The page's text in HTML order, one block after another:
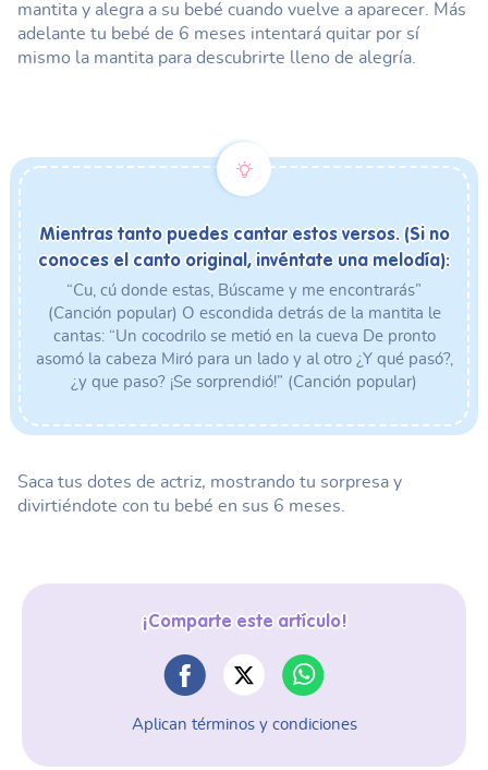
mantita y alegra a su bebé cuando vuelve a aparecer. Más
adelante tu bebé de 6 meses intentará quitar por sí
mismo la mantita para descubrirte lleno de alegría.
Mientras tanto puedes cantar estos versos. (Si no
conoces el canto original, invéntate una melodía):
“Cu, cú donde estas, Búscame y me encontrarás”
(Canción popular) O escondida detrás de la mantita le
cantas: “Un cocodrilo se metió en la cueva De pronto
asomó la cabeza Miró para un lado y al otro ¿Y qué pasó?,
¿y que paso? ¡Se sorprendió!” (Canción popular)
Saca tus dotes de actriz, mostrando tu sorpresa y
divirtiéndote con tu bebé en sus 6 meses.
¡Comparte este artículo!
Aplican términos y condiciones